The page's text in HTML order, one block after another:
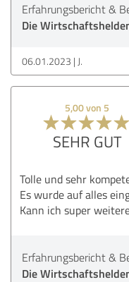
Erfahrungsbericht &
Die
06.01.2023 J.
5,00 von 5
SEHR GUT
Tolle und sehr
Es wurde auf alles
Kann ich super
Erfahrungsbericht &
Die